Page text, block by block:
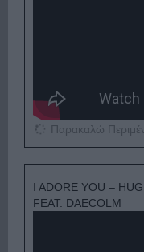
Παρακαλώ
I ADORE YOU –
FEAT. DAECOLM